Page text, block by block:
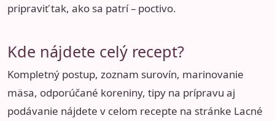
pripraviť tak, ako sa patrí – poctivo.
Kde nájdete celý recept?
Kompletný postup, zoznam surovín, marinovanie
mäsa, odporúčané koreniny, tipy na prípravu aj
podávanie nájdete v celom recepte na stránke Lacné